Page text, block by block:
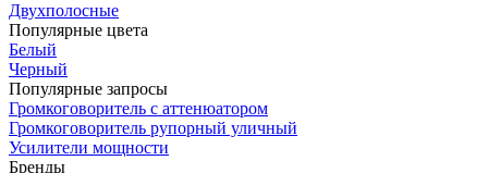
Двухполосные
Популярные цвета
Белый
Черный
Популярные запросы
Громкоговоритель с аттенюатором
Громкоговоритель рупорный уличный
Усилители мощности
Бренды